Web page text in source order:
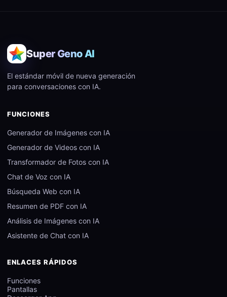
Super Geno AI
El estándar móvil de nueva generación
para conversaciones con IA.
FUNCIONES
Generador de Imágenes con IA
Generador de Videos con IA
Transformador de Fotos con IA
Chat de Voz con IA
Búsqueda Web con IA
Resumen de PDF con IA
Análisis de Imágenes con IA
Asistente de Chat con IA
ENLACES RÁPIDOS
Funciones
Pantallas